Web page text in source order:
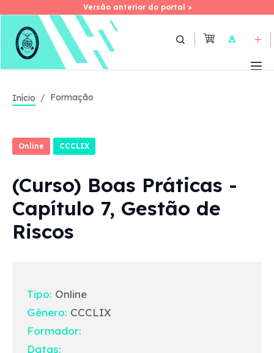
Skip
Versão anterior do portal >
Versão anterior do portal >
User
Início Formação
Online CCCLIX
(Curso) Boas Práticas -
Capítulo 7, Gestão de
Riscos
Tipo: Online
Género: CCCLIX
Formador:
Datas: